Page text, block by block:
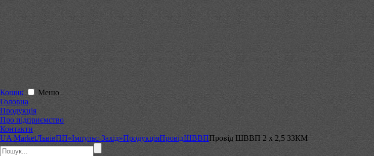
Кошик
Меню
Головна
Продукція
Про підприємство
Контакти
UA MarketЛьвівПП«Імпульс-Захід»ПродукціяПровідШВВППровід ШВВП 2 х 2,5 ЗЗКМ